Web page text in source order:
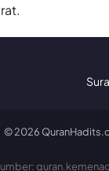
©2026